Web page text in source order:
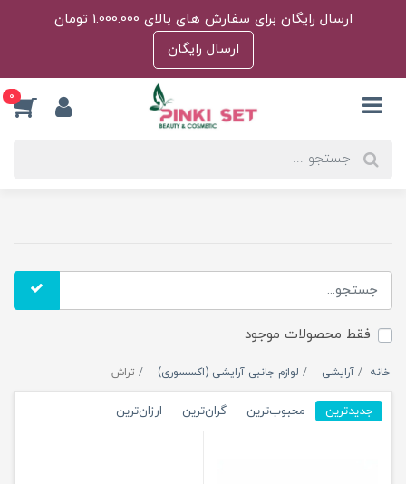
ارسال رایگان برای سفارش های بالای 1.000.000 تومان
ارسال رایگان
0
فقط محصولات موجود
خانه آرایشی لوازم جانبی آرایشی (اکسسوری) تراش
جدیدترین محبوب‌ترین گران‌ترین ارزان‌ترین